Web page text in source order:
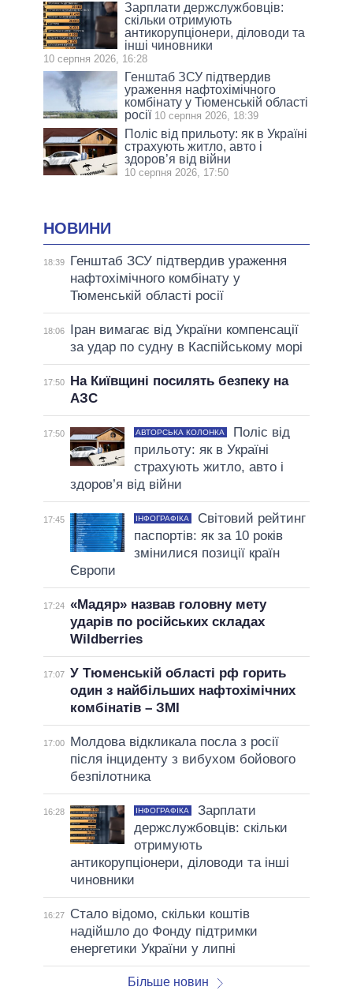
Зарплати держслужбовців:
скільки отримують
антикорупціонери, діловоди та
інші чиновники
10 серпня 2026, 16:28
Генштаб ЗСУ підтвердив
ураження нафтохімічного
комбінату у Тюменській області
росії 10 серпня 2026, 18:39
Поліс від прильоту: як в Україні
страхують житло, авто і
здоров’я від війни
10 серпня 2026, 17:50
НОВИНИ
18:39
Генштаб ЗСУ підтвердив ураження
нафтохімічного комбінату у
Тюменській області росії
18:06
Іран вимагає від України компенсації
за удар по судну в Каспійському морі
17:50
На Київщині посилять безпеку на
АЗС
17:50 АВТОРСЬКА КОЛОНКА
Поліс від
прильоту: як в Україні
страхують житло, авто і
здоров’я від війни
17:45 ІНФОГРАФІКА
Світовий рейтинг
паспортів: як за 10 років
змінилися позиції країн
Європи
17:24 «Мадяр» назвав головну мету
ударів по російських складах
Wildberries
17:07 У Тюменській області рф горить
один з найбільших нафтохімічних
комбінатів – ЗМІ
17:00
Молдова відкликала посла з росії
після інциденту з вибухом бойового
безпілотника
16:28 ІНФОГРАФІКА
Зарплати
держслужбовців: скільки
отримують
антикорупціонери, діловоди та інші
чиновники
16:27
Стало відомо, скільки коштів
надійшло до Фонду підтримки
енергетики України у липні
Більше новин